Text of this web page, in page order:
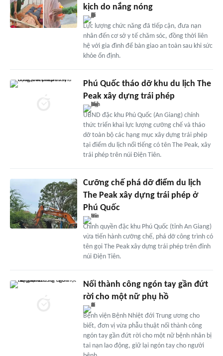
kịch do nắng nóng
Lực lượng chức năng đã tiếp cận, đưa nạn
nhân đến cơ sở y tế chăm sóc, đồng thời liên
hệ với gia đình để bàn giao an toàn sau khi sức
khỏe ổn định.
Phú Quốc tháo dỡ khu du lịch The
Peak xây dựng trái phép
UBND đặc khu Phú Quốc (An Giang) chính
thức triển khai lực lượng cưỡng chế và tháo
dỡ toàn bộ các hạng mục xây dựng trái phép
tại điểm du lịch nổi tiếng có tên The Peak, xây
trái phép trên núi Điện Tiên.
Cưỡng chế phá dỡ điểm du lịch
The Peak xây dựng trái phép ở
Phú Quốc
Chính quyền đặc khu Phú Quốc (tỉnh An Giang)
vừa tiến hành cưỡng chế, phá dỡ công trình có
tên gọi The Peak xây dựng trái phép trên đỉnh
núi Điện Tiên.
Nối thành công ngón tay gần đứt
rời cho một nữ phụ hồ
Bệnh viện Bệnh Nhiệt đới Trung ương cho
biết, đơn vị vừa phẫu thuật nối thành công
ngón tay gần đứt rời cho một nữ bệnh nhân bị
tai nạn lao động, giữ lại ngón tay cho người